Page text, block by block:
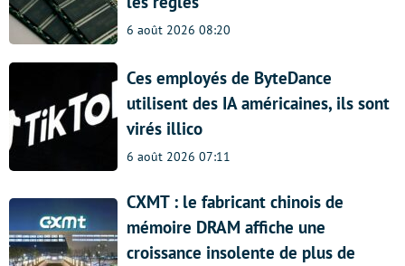
6 août 2026 08:20
Ces employés de ByteDance
utilisent des IA américaines, ils sont
virés illico
6 août 2026 07:11
CXMT : le fabricant chinois de
mémoire DRAM affiche une
croissance insolente de plus de